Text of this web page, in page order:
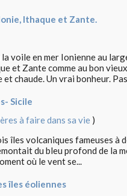
Ithaque et Zante.
voile en mer Ionienne au
et Zante comme au bon
chaude. Un vrai bonheur.
Sicile
à faire dans sa vie )
îles volcaniques fameuses à
du bleu profond de la
où le vent se...
îles éoliennes